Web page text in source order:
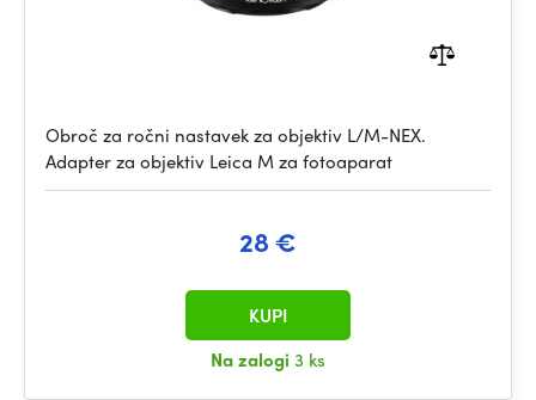
Obroč za ročni nastavek za objektiv L/M-NEX.
Adapter za objektiv Leica M za fotoaparat
28 €
Na zalogi 3 ks
KUPI